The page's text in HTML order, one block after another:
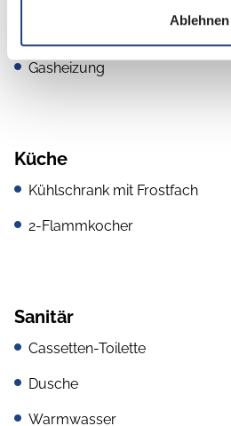
Ablehnen
Gasheizung
Küche
Kühlschrank mit Frostfach
2-Flammkocher
Sanitär
Cassetten-Toilette
Dusche
Warmwasser